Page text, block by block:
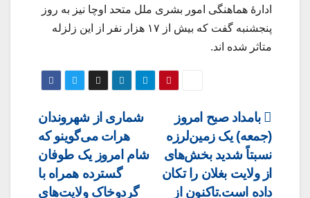
ادارۀ هماهنگی امور بشری ملل متحد اوچا نیز به روز
پنجشنبه گفت که بیش از ۱۷ هزار نفر از این زلزله
متاثر شده اند.
Post
navigation
شماری از شهروندان
هرات می‌گوینو که
شام امروز یک طوفان
گسترده همراه با
گردوخاک ولایت‌های
بامداد صبح امروز
(جمعه) یک زمین‌لرزه
نسبتاً شدید بخش‌های
از ولایت‌ بغلان را تکان
داده است.تاکنون از